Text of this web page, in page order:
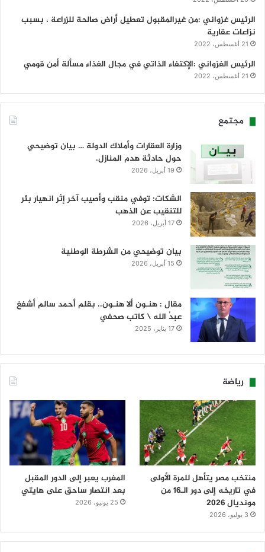
الرئيس غزواني :من غيرالمقبول تعطيل أراض صالحة للزراعة ، بسبب
نزاعات عقارية
21 أغسطس، 2022
الرئيس الغزواني :الإكتفاء الذاتي في مجال الغذاء مسألة أمن قومي
21 أغسطس، 2022
مجتمع
وزارة العقارات وأملاك الدولة … بيان توضيحي
حول حادثة هدم المنازل.
19 أبريل، 2026
الشكات: توفي منقب وأصيب آخر إثر انهيار بئر
للتنقيب عن الذهب
17 أبريل، 2026
بيان توضيحي من الشرطة الوطنية
15 أبريل، 2026
مقال : هنـون ألا هنـون.. بقلم أحمد سالم أشفغ
عبدُ الله \ كاتب صحفي
17 يناير، 2025
رياضة
منتخب مصر يتأهل للمرة الأولى
في تاريخه إلى دور الـ16 من
مونديال 2026
3 يوليو، 2026
المغرب يعبر إلى الدور المقبل
بعد انتصار ساحق على هايتي
25 يونيو، 2026